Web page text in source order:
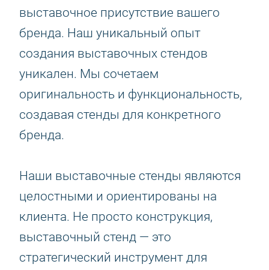
выставочное присутствие вашего
бренда. Наш уникальный опыт
создания выставочных стендов
уникален. Мы сочетаем
оригинальность и функциональность,
создавая стенды для конкретного
бренда.
Наши выставочные стенды являются
целостными и ориентированы на
клиента. Не просто конструкция,
выставочный стенд — это
стратегический инструмент для